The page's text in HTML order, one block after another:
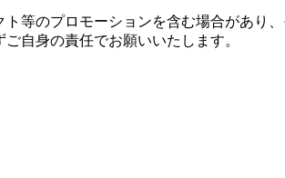
等のプロモーションを含む場合があり
自身の責任でお願いいたします。